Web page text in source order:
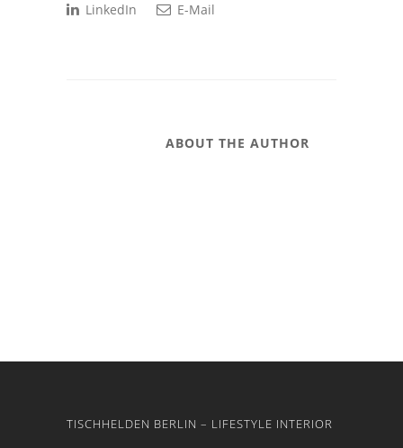
LinkedIn
E-Mail
ABOUT THE AUTHOR
TISCHHELDEN BERLIN – LIFESTYLE INTERIOR